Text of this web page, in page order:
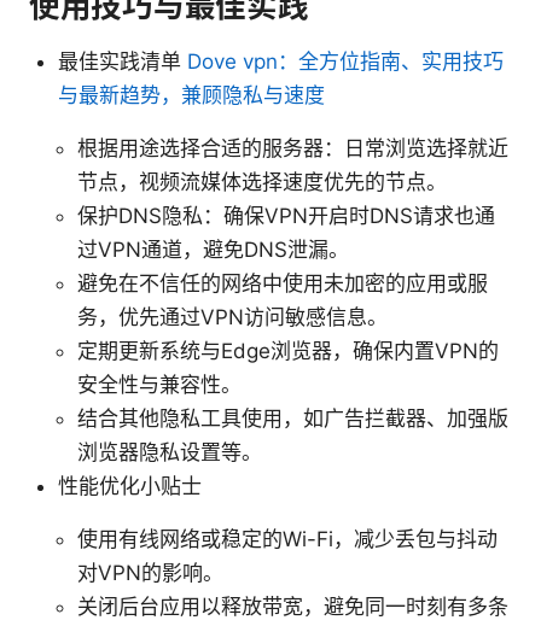
最佳实践清单 Dove vpn：全方位指南、实用技巧
与最新趋势，兼顾隐私与速度
根据用途选择合适的服务器：日常浏览选择就近
节点，视频流媒体选择速度优先的节点。
保护DNS隐私：确保VPN开启时DNS请求也通
过VPN通道，避免DNS泄漏。
避免在不信任的网络中使用未加密的应用或服
务，优先通过VPN访问敏感信息。
定期更新系统与Edge浏览器，确保内置VPN的
安全性与兼容性。
结合其他隐私工具使用，如广告拦截器、加强版
浏览器隐私设置等。
性能优化小贴士
使用有线网络或稳定的Wi-Fi，减少丢包与抖动
对VPN的影响。
关闭后台应用以释放带宽，避免同一时刻有多条